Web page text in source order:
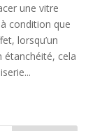
une vitre
condition que
lorsqu’un
étanchéité, cela